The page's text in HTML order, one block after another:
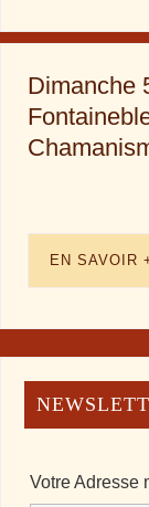
Dimanche
EN SAVOIR
Votre Adresse